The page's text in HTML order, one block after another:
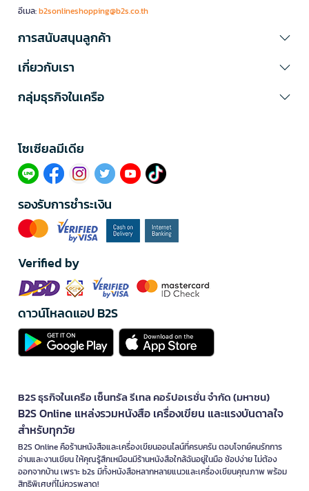
อีเมล:b2sonlineshopping@b2s.co.th
การสนับสนุนลูกค้า
เกี่ยวกับเรา
กลุ่มธุรกิจในเครือ
โซเซียลมีเดีย​
รองรับการชำระเงิน
Verified by
ดาวน์โหลดแอป B2S
B2S ธุรกิจในเครือ เซ็นทรัล รีเทล คอร์ปอเรชั่น จำกัด (มหาชน)
B2S Online แหล่งรวมหนังสือ เครื่องเขียน และแรงบันดาลใจ
สำหรับทุกวัย
B2S Online คือร้านหนังสือและเครื่องเขียนออนไลน์ที่ครบครัน ตอบโจทย์คนรักการ
อ่านและงานเขียน ให้คุณรู้สึกเหมือนมีร้านหนังสือใกล้ฉันอยู่ในมือ ช้อปง่าย ไม่ต้อง
ออกจากบ้าน เพราะ b2s มีทั้งหนังสือหลากหลายแนวและเครื่องเขียนคุณภาพ พร้อม
สิทธิพิเศษที่ไม่ควรพลาด!